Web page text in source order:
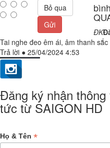
Bỏ qua
Gửi
ĐK
Tai nghe đeo êm ái, âm thanh sắc
Trả lời ● 25/04/2024 4:53
Đăng ký nhận
tức từ SAIGON HD
Họ & Tên *